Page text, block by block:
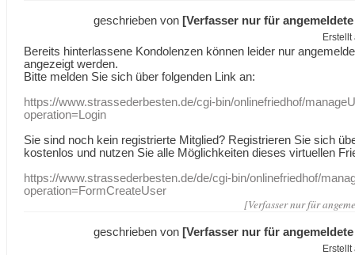
geschrieben von [Verfasser nur für
Erstellt
Bereits hinterlassene Kondolenzen können leider nur
angezeigt werden.
Bitte melden Sie sich über folgenden Link an:
https://www.strassederbesten.de/cgi-bin/onlinefriedhof/
operation=Login
Sie sind noch kein registrierte Mitglied? Registrieren Sie sich
kostenlos und nutzen Sie alle Möglichkeiten dieses virtuellen
https://www.strassederbesten.de/de/cgi-bin/onlinefriedhof/
operation=FormCreateUser
[Verfasser nur für
geschrieben von [Verfasser nur für
Erstellt